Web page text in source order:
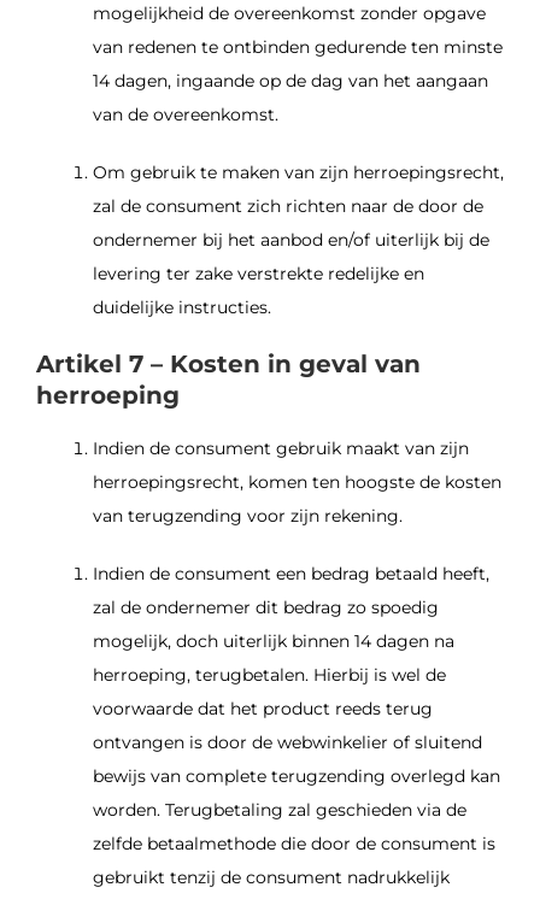
mogelijkheid de overeenkomst zonder opgave
van redenen te ontbinden gedurende ten minste
14 dagen, ingaande op de dag van het aangaan
van de overeenkomst.
Om gebruik te maken van zijn herroepingsrecht,
zal de consument zich richten naar de door de
ondernemer bij het aanbod en/of uiterlijk bij de
levering ter zake verstrekte redelijke en
duidelijke instructies.
Artikel 7 – Kosten in geval van
herroeping
Indien de consument gebruik maakt van zijn
herroepingsrecht, komen ten hoogste de kosten
van terugzending voor zijn rekening.
Indien de consument een bedrag betaald heeft,
zal de ondernemer dit bedrag zo spoedig
mogelijk, doch uiterlijk binnen 14 dagen na
herroeping, terugbetalen. Hierbij is wel de
voorwaarde dat het product reeds terug
ontvangen is door de webwinkelier of sluitend
bewijs van complete terugzending overlegd kan
worden. Terugbetaling zal geschieden via de
zelfde betaalmethode die door de consument is
gebruikt tenzij de consument nadrukkelijk